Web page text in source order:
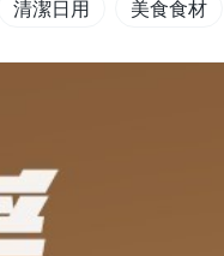
清潔日用 美食食材